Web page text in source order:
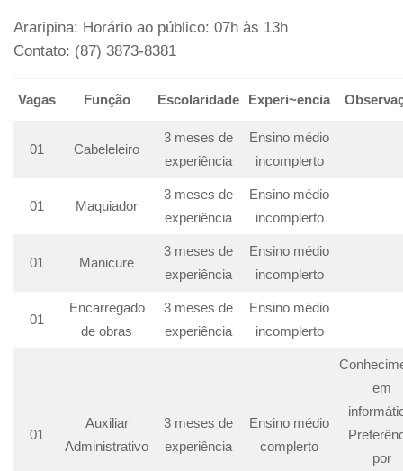
Araripina: Horário ao público: 07h às 13h
Contato: (87) 3873-8381
Vagas Função Escolaridade Experi~encia
01 Cabeleleiro
3 meses de
experiência
Ensino médio
incomplerto
01 Maquiador
3 meses de
experiência
Ensino médio
incomplerto
01 Manicure
3 meses de
experiência
Ensino médio
incomplerto
01
Encarregado
de obras
3 meses de
experiência
Ensino médio
incomplerto
01
Auxiliar
Administrativo
3 meses de
experiência
Ensino médio
complerto
em
por